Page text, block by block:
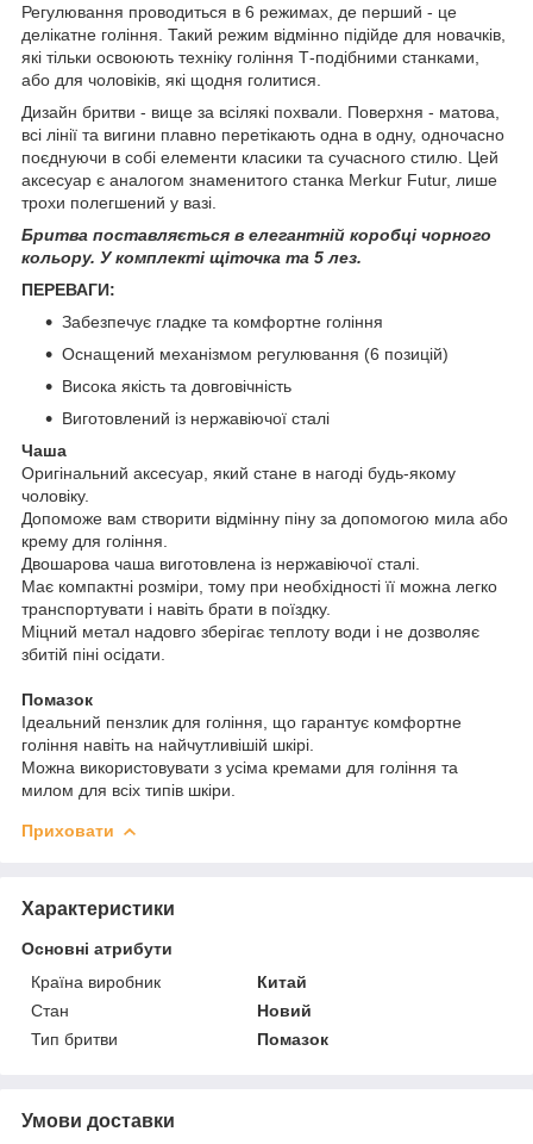
Регулювання проводиться в 6 режимах, де перший - це
делікатне гоління. Такий режим відмінно підійде для новачків,
які тільки освоюють техніку гоління Т-подібними станками,
або для чоловіків, які щодня голитися.
Дизайн бритви - вище за всілякі похвали. Поверхня - матова,
всі лінії та вигини плавно перетікають одна в одну, одночасно
поєднуючи в собі елементи класики та сучасного стилю. Цей
аксесуар є аналогом знаменитого станка Merkur Futur, лише
трохи полегшений у вазі.
Бритва поставляється в елегантній коробці чорного
кольору. У комплекті щіточка та 5 лез.
ПЕРЕВАГИ:
Забезпечує гладке та комфортне гоління
Оснащений механізмом регулювання (6 позицій)
Висока якість та довговічність
Виготовлений із нержавіючої сталі
Чаша
Оригінальний аксесуар, який стане в нагоді будь-якому
чоловіку.
Допоможе вам створити відмінну піну за допомогою мила або
крему для гоління.
Двошарова чаша виготовлена із нержавіючої сталі.
Має компактні розміри, тому при необхідності її можна легко
транспортувати і навіть брати в поїздку.
Міцний метал надовго зберігає теплоту води і не дозволяє
збитій піні осідати.
Помазок
Ідеальний пензлик для гоління, що гарантує комфортне
гоління навіть на найчутливішій шкірі.
Можна використовувати з усіма кремами для гоління та
милом для всіх типів шкіри.
Приховати
Характеристики
Основні атрибути
Країна виробник
Китай
Стан
Новий
Тип бритви
Помазок
Умови доставки